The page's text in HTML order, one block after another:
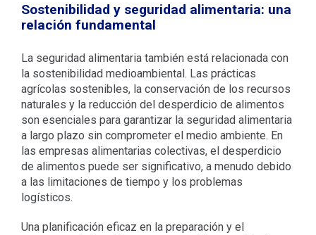
Sostenibilidad y seguridad alimentaria: una
relación fundamental
La seguridad alimentaria también está relacionada con
la sostenibilidad medioambiental. Las prácticas
agrícolas sostenibles, la conservación de los recursos
naturales y la reducción del desperdicio de alimentos
son esenciales para garantizar la seguridad alimentaria
a largo plazo sin comprometer el medio ambiente. En
las empresas alimentarias colectivas, el desperdicio
de alimentos puede ser significativo, a menudo debido
a las limitaciones de tiempo y los problemas
logísticos.
Una planificación eficaz en la preparación y el